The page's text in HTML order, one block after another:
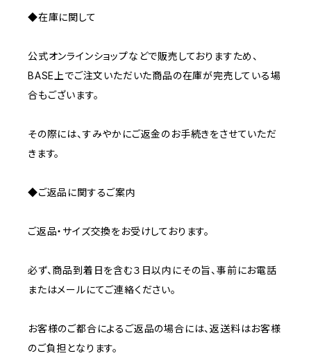
◆在庫に関して
公式オンラインショップなどで販売しておりますため、
BASE上でご注文いただいた商品の在庫が完売している場
合もございます。
その際には、すみやかにご返金のお手続きをさせていただ
きます。
◆ご返品に関するご案内
ご返品・サイズ交換をお受けしております。
必ず、商品到着日を含む３日以内にその旨、事前にお電話
またはメールにてご連絡ください。
お客様のご都合によるご返品の場合には、返送料はお客様
のご負担となります。